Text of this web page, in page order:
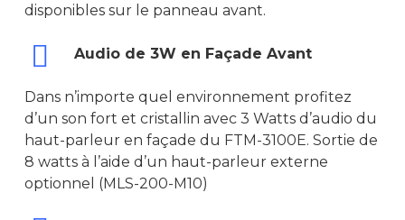
disponibles sur le panneau avant.
Audio de 3W en Façade Avant
Dans n’importe quel environnement profitez
d’un son fort et cristallin avec 3 Watts d’audio du
haut-parleur en façade du FTM-3100E. Sortie de
8 watts à l’aide d’un haut-parleur externe
optionnel (MLS-200-M10)
SOCIÉTÉ
RADIOCOMMUNICATION